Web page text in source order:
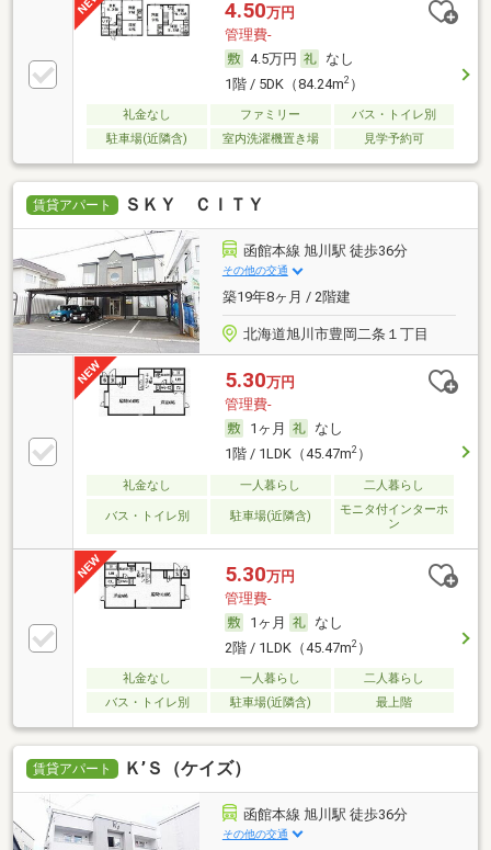
4.50万円
管理費-
4.5万円
なし
1階 / 5DK（84.24m2）
礼金なし ファミリー
バス・トイレ別
駐車場(近隣含)
室内洗濯機置き場 見学予約可
賃貸アパート ＳＫＹ ＣＩＴＹ
函館本線 旭川駅 徒歩36分
その他の交通
築19年8ヶ月 / 2階建
北海道旭川市豊岡二条１丁目
5.30万円
管理費-
1ヶ月
なし
1階 / 1LDK（45.47m2）
礼金なし 一人暮らし 二人暮らし
バス・トイレ別 駐車場(近隣含)
モニタ付インターホ
ン
5.30万円
管理費-
1ヶ月
なし
2階 / 1LDK（45.47m2）
礼金なし 一人暮らし
二人暮らし
バス・トイレ別
駐車場(近隣含) 最上階
賃貸アパート Ｋ’Ｓ（ケイズ）
函館本線 旭川駅 徒歩36分
その他の交通